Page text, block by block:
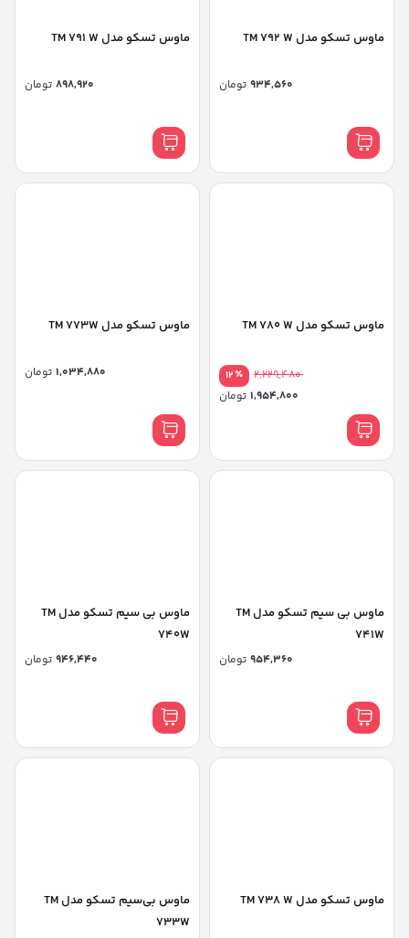
ماوس تسکو مدل TM 792 W
تومان
ماوس تسکو مدل TM 791 W
تومان
ماوس تسکو مدل TM 780 W
٪12
2,229,480
تومان
ماوس تسکو مدل TM 773W
تومان
ماوس بی سیم تسکو مدل TM
741W
تومان
ماوس بی سیم تسکو مدل TM
740W
تومان
ماوس تسکو مدل TM 738 W
ماوس بی‌سیم تسکو مدل TM
733W